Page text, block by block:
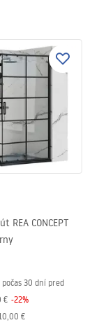
REA CONCEPT
30 dní pred
€ -22%
€